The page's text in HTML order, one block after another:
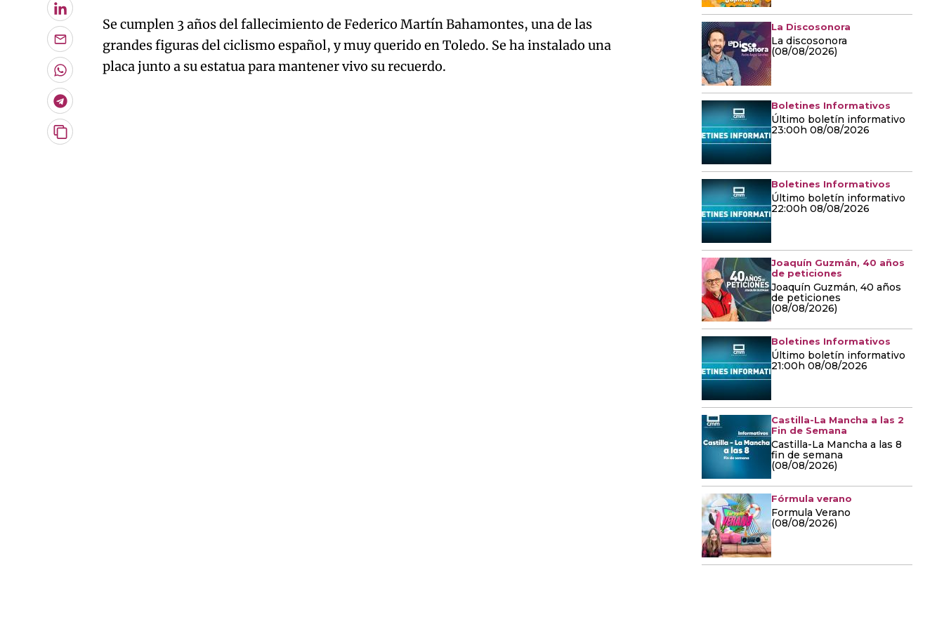
LinkedIn
Enviar
por
Email
Whatsapp
Telegram
Copiar
Se cumplen 3 años del fallecimiento de Federico Martín Bahamontes, una de las
grandes figuras del ciclismo español, y muy querido en Toledo. Se ha instalado una
placa junto a su estatua para mantener vivo su recuerdo.
La Discosonora
La discosonora
(08/08/2026)
Boletines Informativos
Último boletín informativo
23:00h 08/08/2026
Boletines Informativos
Último boletín informativo
22:00h 08/08/2026
Joaquín Guzmán, 40 años
de peticiones
Joaquín Guzmán, 40 años
de peticiones
(08/08/2026)
Boletines Informativos
Último boletín informativo
21:00h 08/08/2026
Castilla-La Mancha a las 2
Fin de Semana
Castilla-La Mancha a las 8
fin de semana
(08/08/2026)
Fórmula verano
Formula Verano
(08/08/2026)